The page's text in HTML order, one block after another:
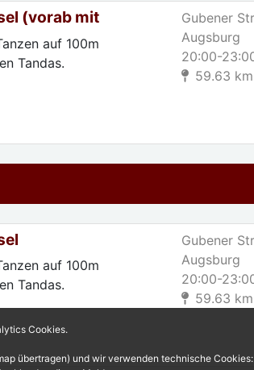
(vorab mit
auf 100m
Tandas.
Gubener
Augsburg
20:00-
59.63 km
auf 100m
Tandas.
Gubener
Augsburg
20:00-
59.63 km
Cookies.
übertragen) und wir verwenden technische Cookies: